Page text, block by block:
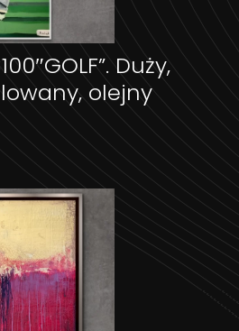
Duży,
olejny
DODAJ DO KOSZYKA